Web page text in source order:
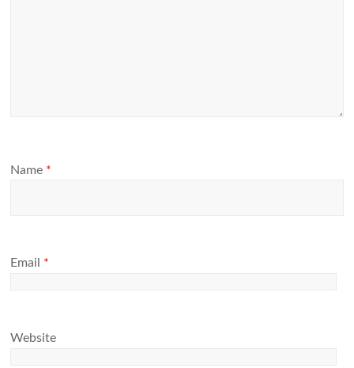
Name *
Email *
Website